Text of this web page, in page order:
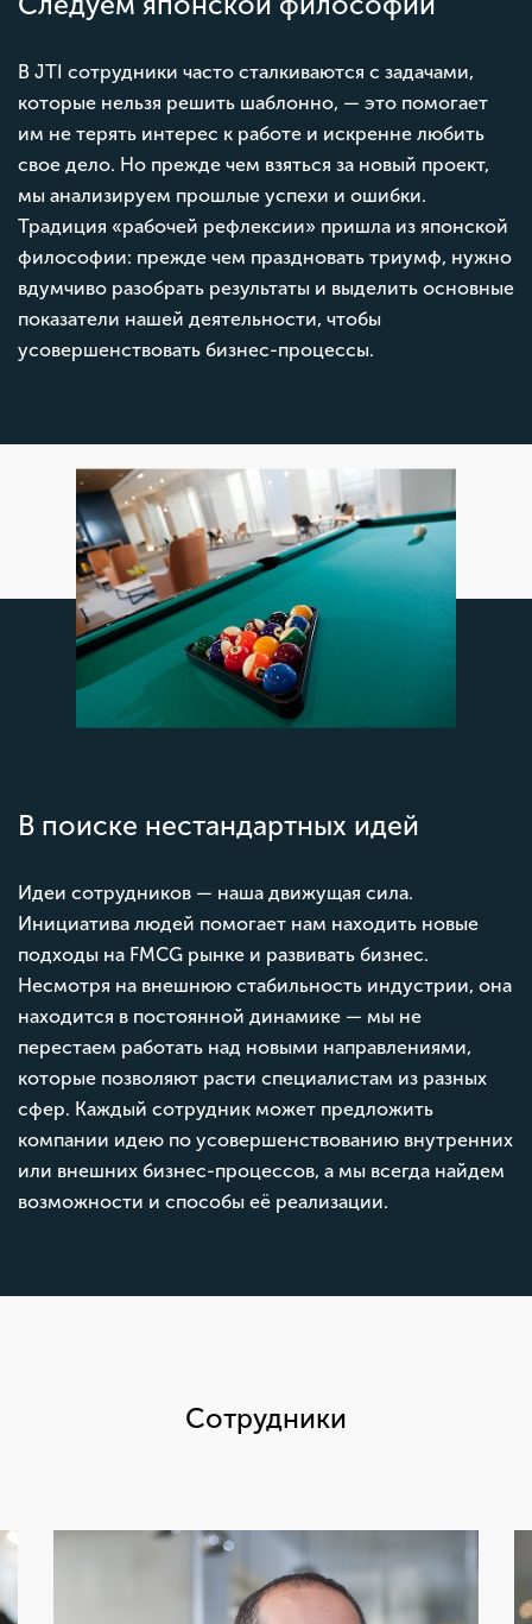
В JTI сотрудники часто сталкиваются с задачами,
которые нельзя решить шаблонно, — это помогает
им не терять интерес к работе и искренне любить
свое дело. Но прежде чем взяться за новый проект,
мы анализируем прошлые успехи и ошибки.
Традиция «рабочей рефлексии» пришла из японской
философии: прежде чем праздновать триумф, нужно
вдумчиво разобрать результаты и выделить основные
показатели нашей деятельности, чтобы
усовершенствовать бизнес-процессы.
В поиске нестандартных идей
Идеи сотрудников — наша движущая сила.
Инициатива людей помогает нам находить новые
подходы на FMCG рынке и развивать бизнес.
Несмотря на внешнюю стабильность индустрии, она
находится в постоянной динамике — мы не
перестаем работать над новыми направлениями,
которые позволяют расти специалистам из разных
сфер. Каждый сотрудник может предложить
компании идею по усовершенствованию внутренних
или внешних бизнес-процессов, а мы всегда найдем
возможности и способы её реализации.
Сотрудники